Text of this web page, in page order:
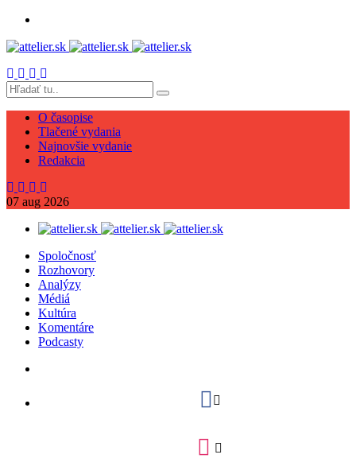
O časopise
Tlačené vydania
Najnovšie vydanie
Redakcia
07 aug 2026
Spoločnosť
Rozhovory
Analýzy
Médiá
Kultúra
Komentáre
Podcasty